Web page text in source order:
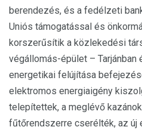
berendezés, és a fedélzeti
Uniós támogatással és
korszerűsítik a közlekedési
végállomás-épület – Tarjánban
energetikai felújítása
elektromos energiaigény
telepítettek, a meglévő
fűtőrendszerre cserélték, az